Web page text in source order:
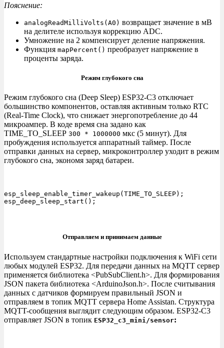
Пояснение:
analogReadMilliVolts(A0) возвращает значение в мВ
на делителе используя коррекцию ADC.
Умножение на 2 компенсирует деление напряжения.
Функция mapPercent() преобразует напряжение в
проценты заряда.
Режим глубокого сна
Режим глубокого сна (Deep Sleep) ESP32-C3 отключает
большинство компонентов, оставляя активным только RTC
(Real-Time Clock), что снижает энергопотребление до 44
микроампер. В коде время сна задано как
TIME_TO_SLEEP 300 * 1000000 мкс (5 минут). Для
пробуждения используется аппаратный таймер. После
отправки данных на сервер, микроконтроллер уходит в режим
глубокого сна, экономя заряд батареи.
esp_sleep_enable_timer_wakeup(TIME_TO_SLEEP);
esp_deep_sleep_start();
Отправляем и принимаем данные
Используем стандартные настройки подключения к WiFi сети
любых модулей ESP32. Для передачи данных на MQTT сервер
применяется библиотека <PubSubClient.h>. Для формирования
JSON пакета библиотека <ArduinoJson.h>. После считывания
данных с датчиков формируем правильный JSON и
отправляем в топик MQTT сервера Home Assistan. Структура
MQTT-сообщения выглядит следующим образом. ESP32-C3
отправляет JSON в топик ESP32_c3_mini/sensor: